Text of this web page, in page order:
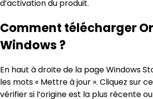
d’activation du produit.
Comment télécharger
Windows ?
En haut à droite de la page Windows
les mots « Mettre à jour ». Cliquez sur
vérifier si l’origine est la plus récente